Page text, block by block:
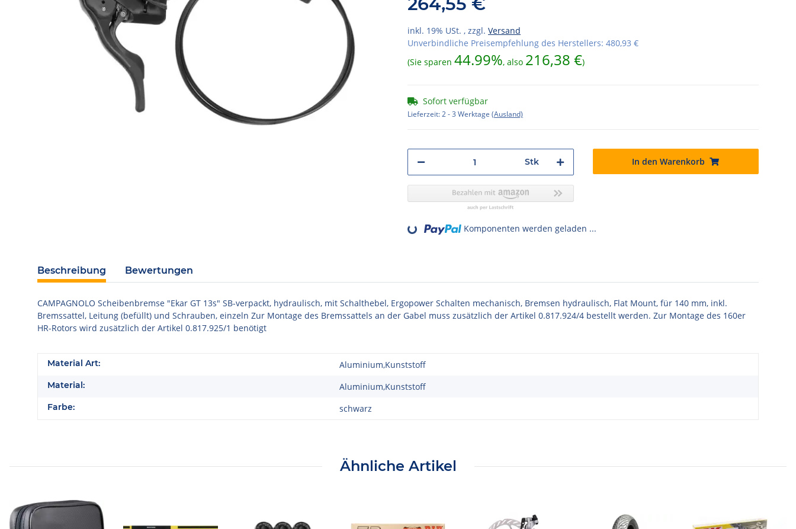
inkl. 19% USt. , zzgl. Versand
Unverbindliche Preisempfehlung des Herstellers: 480,93 €
(Sie sparen 44.99%, also 216,38 €)
Sofort verfügbar
Lieferzeit:2 - 3 Werktage (Ausland)
Stk In den Warenkorb
Loading... Komponenten werden geladen ...
Beschreibung Bewertungen
CAMPAGNOLO Scheibenbremse "Ekar GT 13s" SB-verpackt, hydraulisch, mit Schalthebel, Ergopower Schalten mechanisch, Bremsen hydraulisch, Flat Mount, für 140 mm, inkl.
Bremssattel, Leitung (befüllt) und Schrauben, einzeln Zur Montage des Bremssattels an der Gabel muss zusätzlich der Artikel 0.817.924/4 bestellt werden. Zur Montage des 160er
HR-Rotors wird zusätzlich der Artikel 0.817.925/1 benötigt
Material Art: Aluminium,Kunststoff
Material: Aluminium,Kunststoff
Farbe: schwarz
Ähnliche Artikel